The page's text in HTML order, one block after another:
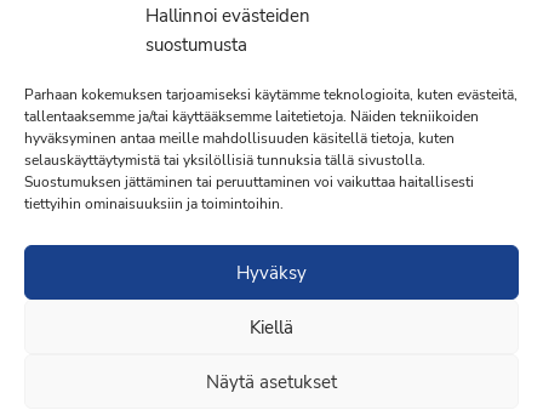
Hallinnoi evästeiden
suostumusta
Parhaan kokemuksen tarjoamiseksi käytämme teknologioita, kuten evästeitä,
tallentaaksemme ja/tai käyttääksemme laitetietoja. Näiden tekniikoiden
hyväksyminen antaa meille mahdollisuuden käsitellä tietoja, kuten
selauskäyttäytymistä tai yksilöllisiä tunnuksia tällä sivustolla.
Suostumuksen jättäminen tai peruuttaminen voi vaikuttaa haitallisesti
tiettyihin ominaisuuksiin ja toimintoihin.
Hyväksy
Kiellä
Näytä asetukset
Yhdistyksen toimisto
Laivapojankatu 3 C, 00180 Helsinki
toimisto@propo.fi
Saavutettavuusseloste »
Toiminnanjohtaja